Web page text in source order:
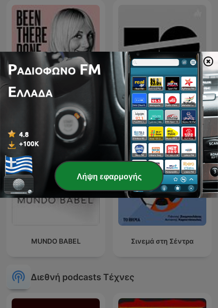
Been There, Done That
Εθνικό Θέατρο - Κύκλος
συζητήσεων
MUNDO BABEL Σινεμά στη Σέντρα
Διεθνή podcasts Τέχνες
Λήψη εφαρμογής